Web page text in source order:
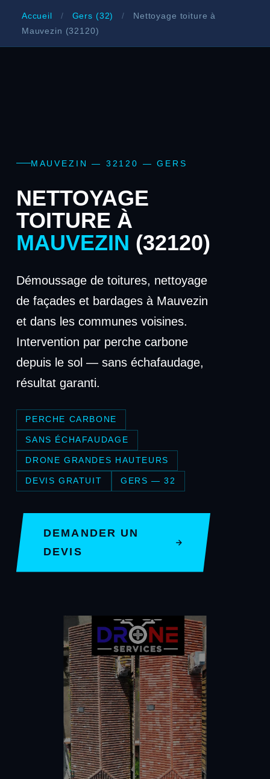
Accueil / Gers (32) /
Nettoyage toiture à
Mauvezin (32120)
MAUVEZIN — 32120 — GERS
NETTOYAGE
TOITURE À
MAUVEZIN (32120)
Démoussage de toitures, nettoyage
de façades et bardages à Mauvezin
et dans les communes voisines.
Intervention par perche carbone
depuis le sol — sans échafaudage,
résultat garanti.
PERCHE CARBONE
SANS ÉCHAFAUDAGE
DRONE GRANDES HAUTEURS
DEVIS GRATUIT GERS — 32
DEMANDER UN
DEVIS